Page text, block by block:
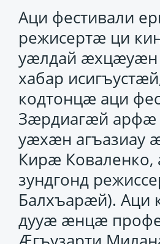
Аци фестивали
режисертӕ ци
уӕлдай
хабар
кодтонцӕ аци
Зӕрдиагӕй арфӕ
уӕхӕн агъазиау
Кирӕ
зундгонд
Балхъарӕй). Аци
дууӕ ӕнцӕ